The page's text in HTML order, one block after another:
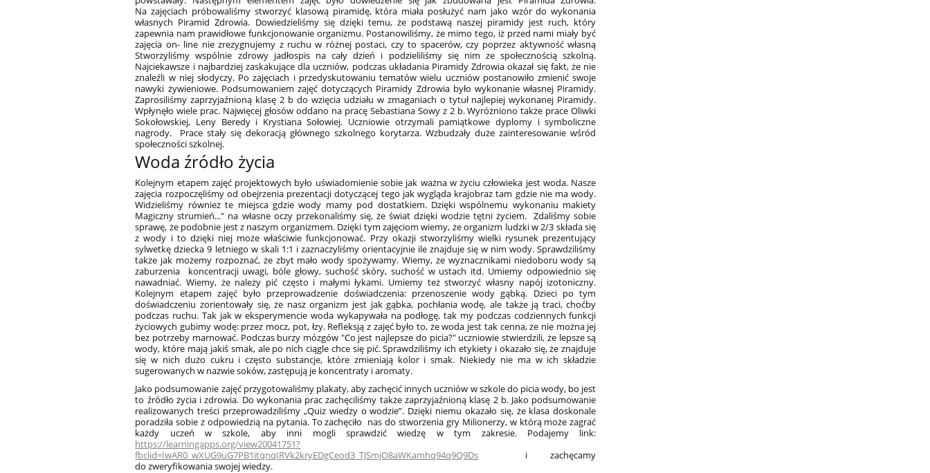
Na zajęciach próbowaliśmy stworzyć klasową piramidę, która miała posłużyć nam jako wzór do wykonania
własnych Piramid Zdrowia. Dowiedzieliśmy się dzięki temu, że podstawą naszej piramidy jest ruch, który
zapewnia nam prawidłowe funkcjonowanie organizmu. Postanowiliśmy, że mimo tego, iż przed nami miały być
zajęcia on- line nie zrezygnujemy z ruchu w różnej postaci, czy to spacerów, czy poprzez aktywność własną
Stworzyliśmy wspólnie zdrowy jadłospis na cały dzień i podzieliliśmy się nim ze społecznością szkolną.
Najciekawsze i najbardziej zaskakujące dla uczniów, podczas układania Piramidy Zdrowia okazał się fakt, że nie
znaleźli w niej słodyczy. Po zajęciach i przedyskutowaniu tematów wielu uczniów postanowiło zmienić swoje
nawyki żywieniowe. Podsumowaniem zajęć dotyczących Piramidy Zdrowia było wykonanie własnej Piramidy.
Zaprosiliśmy zaprzyjaźnioną klasę 2 b do wzięcia udziału w zmaganiach o tytuł najlepiej wykonanej Piramidy.
Wpłynęło wiele prac. Najwięcej głosów oddano na pracę Sebastiana Sowy z 2 b. Wyróżniono także prace Oliwki
Sokołowskiej, Leny Beredy i Krystiana Sołowiej. Uczniowie otrzymali pamiątkowe dyplomy i symboliczne
nagrody. Prace stały się dekoracją głównego szkolnego korytarza. Wzbudzały duże zainteresowanie wśród
społeczności szkolnej.
Woda źródło życia
Kolejnym etapem zajęć projektowych było uświadomienie sobie jak ważna w życiu człowieka jest woda. Nasze
zajęcia rozpoczęliśmy od obejrzenia prezentacji dotyczącej tego jak wygląda krajobraz tam gdzie nie ma wody.
Widzieliśmy również te miejsca gdzie wody mamy pod dostatkiem. Dzięki wspólnemu wykonaniu makiety
Magiczny strumień..." na własne oczy przekonaliśmy się, że świat dzięki wodzie tętni życiem. Zdaliśmy sobie
sprawę, że podobnie jest z naszym organizmem. Dzięki tym zajęciom wiemy, że organizm ludzki w 2/3 składa się
z wody i to dzięki niej może właściwie funkcjonować. Przy okazji stworzyliśmy wielki rysunek prezentujący
sylwetkę dziecka 9 letniego w skali 1:1 i zaznaczyliśmy orientacyjnie ile znajduje się w nim wody. Sprawdziliśmy
także jak możemy rozpoznać, że zbyt mało wody spożywamy. Wiemy, że wyznacznikami niedoboru wody są
zaburzenia koncentracji uwagi, bóle głowy, suchość skóry, suchość w ustach itd. Umiemy odpowiednio się
nawadniać. Wiemy, że należy pić często i małymi łykami. Umiemy też stworzyć własny napój izotoniczny.
Kolejnym etapem zajęć było przeprowadzenie doświadczenia: przenoszenie wody gąbką. Dzieci po tym
doświadczeniu zorientowały się, że nasz organizm jest jak gąbka, pochłania wodę, ale także ją traci, choćby
podczas ruchu. Tak jak w eksperymencie woda wykapywała na podłogę, tak my podczas codziennych funkcji
życiowych gubimy wodę: przez mocz, pot, łzy. Refleksją z zajęć było to, że woda jest tak cenna, że nie można jej
bez potrzeby marnować. Podczas burzy mózgów "Co jest najlepsze do picia?" uczniowie stwierdzili, że lepsze są
wody, które mają jakiś smak, ale po nich ciągle chce się pić. Sprawdziliśmy ich etykiety i okazało się, że znajduje
się w nich dużo cukru i często substancje, które zmieniają kolor i smak. Niekiedy nie ma w ich składzie
sugerowanych w nazwie soków, zastępują je koncentraty i aromaty.
Jako podsumowanie zajęć przygotowaliśmy plakaty, aby zachęcić innych uczniów w szkole do picia wody, bo jest
to źródło życia i zdrowia. Do wykonania prac zachęciliśmy także zaprzyjaźnioną klasę 2 b. Jako podsumowanie
realizowanych treści przeprowadziliśmy „Quiz wiedzy o wodzie”. Dzięki niemu okazało się, że klasa doskonale
poradziła sobie z odpowiedzią na pytania. To zachęciło nas do stworzenia gry Milionerzy, w którą może zagrać
każdy uczeń w szkole, aby inni mogli sprawdzić wiedzę w tym zakresie. Podajemy link:
https://learningapps.org/view20041751?
fbclid=IwAR0_wXUG9uG7PB1itqnqIRVk2kryEDgCeod3_TJSmjO8aWKamhq94q9Q9Ds i zachęcamy
do zweryfikowania swojej wiedzy.